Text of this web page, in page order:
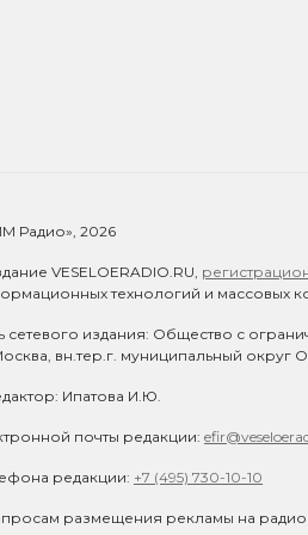
Радио», 2026
VESELOERADIO.RU,
технологий и массовых
сетевого издания: Общество с
вн.тер.г. муниципальный округ
Ипатова И.Ю.
почты редакции:
редакции: +7 (495) 730-10-10
размещения рекламы на